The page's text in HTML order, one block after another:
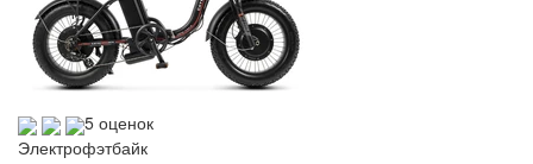
5 оценок
Электрофэтбайк